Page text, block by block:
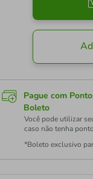
Pague com
Boleto
Você pode utilizar
caso não tenha
*Boleto exclusivo